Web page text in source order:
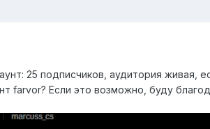
25 подписчиков, аудитория живая,
farvor? Если это возможно, буду